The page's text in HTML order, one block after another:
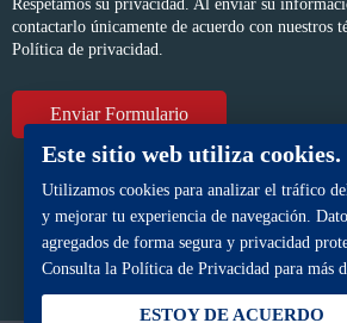
Respetamos su privacidad. Al enviar su
contactarlo únicamente de acuerdo con nuestros
Política de privacidad.
Derechos de autor © BFP
Todos los derechos reservados.
Mapa del sitio
Este sitio web utiliza cookies.
Utilizamos cookies para analizar el tráfico
y mejorar tu experiencia de navegación.
agregados de forma segura y privacidad
Consulta la Política de Privacidad para más
ESTOY DE ACUERDO